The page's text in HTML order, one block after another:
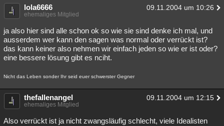
Menschen Mystery Kriminalfälle
Spiritualität Verschwörungen Technologie Ufologie
Natur Umfragen Unterhaltung
Philosophie Träume Orte Esoterik
Astronomie Helpdesk Gaming Filme
Musik Clash Verbesserungen Allmystery English
lola6666 09.11.2004 um 10:26
ehemaliges Mitglied
ja also hier sind alle schon ok so wie sie sind denke ich mal, und
ausserdem wer kann den sagen was normal oder verrückt ist?
das kann keiner also nehmen wir einfach jeden so wie er ist oder?
eine bessere lösung gibt es nciht.
Nicht das Leben sonder Ihr seid euer schwerster Gegner
thefallenangel 09.11.2004 um 12:15
ehemaliges Mitglied
Also verrückt ist ja nicht zwangsläufig schlecht, viele Idealisten